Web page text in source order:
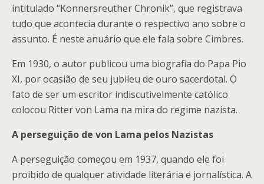
intitulado “Konnersreuther Chronik”, que registrava
tudo que acontecia durante o respectivo ano sobre o
assunto. É neste anuário que ele fala sobre Cimbres.
Em 1930, o autor publicou uma biografia do Papa Pio
XI, por ocasião de seu jubileu de ouro sacerdotal. O
fato de ser um escritor indiscutivelmente católico
colocou Ritter von Lama na mira do regime nazista.
A perseguição de von Lama pelos Nazistas
A perseguição começou em 1937, quando ele foi
proibido de qualquer atividade literária e jornalística. A